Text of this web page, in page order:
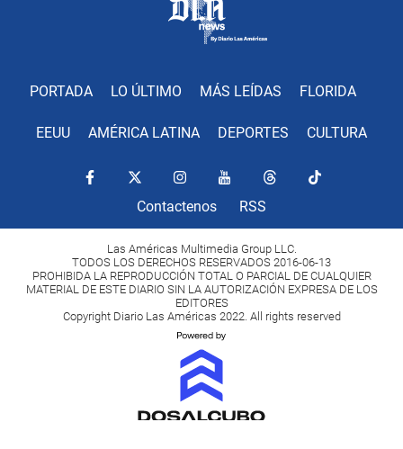
PORTADA LO ÚLTIMO MÁS LEÍDAS FLORIDA
EEUU AMÉRICA LATINA DEPORTES CULTURA
Contactenos RSS
Las Américas Multimedia Group LLC.
TODOS LOS DERECHOS RESERVADOS 2016-06-13
PROHIBIDA LA REPRODUCCIÓN TOTAL O PARCIAL DE CUALQUIER
MATERIAL DE ESTE DIARIO SIN LA AUTORIZACIÓN EXPRESA DE LOS
EDITORES
Copyright Diario Las Américas 2022. All rights reserved